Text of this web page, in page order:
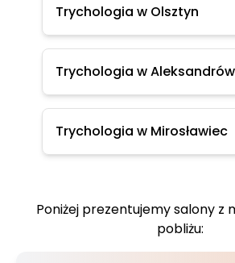
Trychologia w Olsztyn
Trychologia w
Trychologia w Mirosławiec
Poniżej prezentujemy salony z
pobliżu: